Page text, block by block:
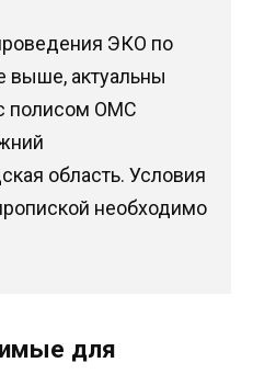
ЭКО по
актуальны
полисом ОМС
область. Условия
необходимо
для